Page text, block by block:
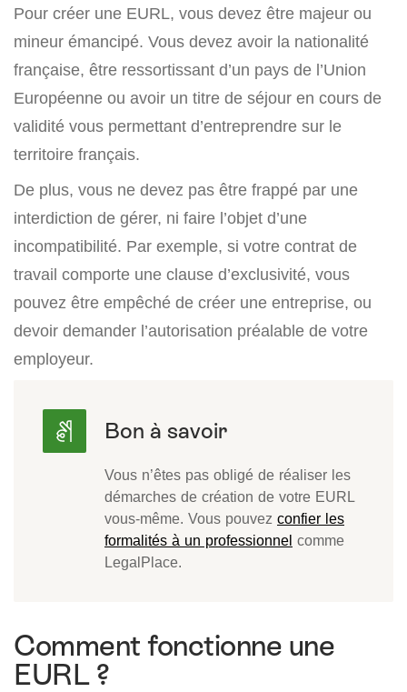
Pour créer une EURL, vous devez être majeur ou
mineur émancipé. Vous devez avoir la nationalité
française, être ressortissant d’un pays de l’Union
Européenne ou avoir un titre de séjour en cours de
validité vous permettant d’entreprendre sur le
territoire français.
De plus, vous ne devez pas être frappé par une
interdiction de gérer, ni faire l’objet d’une
incompatibilité. Par exemple, si votre contrat de
travail comporte une clause d’exclusivité, vous
pouvez être empêché de créer une entreprise, ou
devoir demander l’autorisation préalable de votre
employeur.
Vous n’êtes pas obligé de réaliser les
démarches de création de votre EURL
vous-même. Vous pouvez confier les
formalités à un professionnel comme
LegalPlace.
Comment fonctionne une
EURL ?